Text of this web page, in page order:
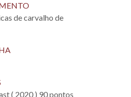
de carvalho de
( 2020 ) 90 pontos